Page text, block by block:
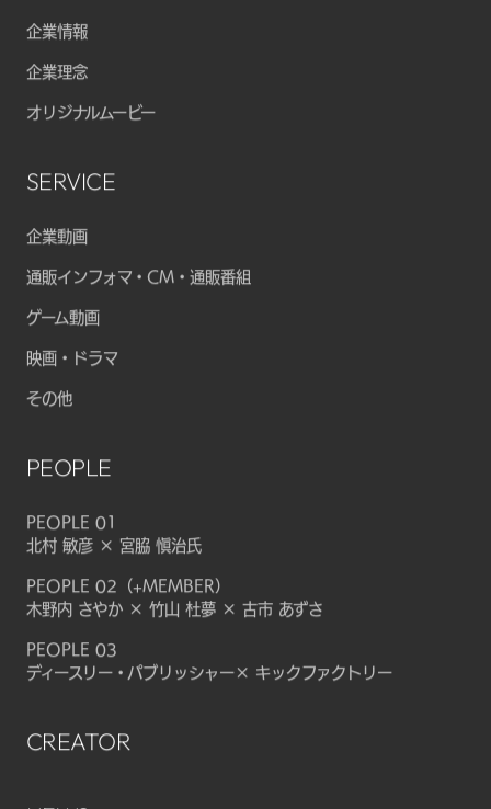
企業情報
企業理念
オリジナルムービー
SERVICE
企業動画
通販インフォマ・CM・通販番組
ゲーム動画
映画・ドラマ
その他
PEOPLE
PEOPLE 01
北村 敏彦 × 宮脇 愼治氏
PEOPLE 02（+MEMBER）
木野内 さやか × 竹山 杜夢 × 古市 あずさ
PEOPLE 03
ディースリー・パブリッシャー× キックファクトリー
CREATOR